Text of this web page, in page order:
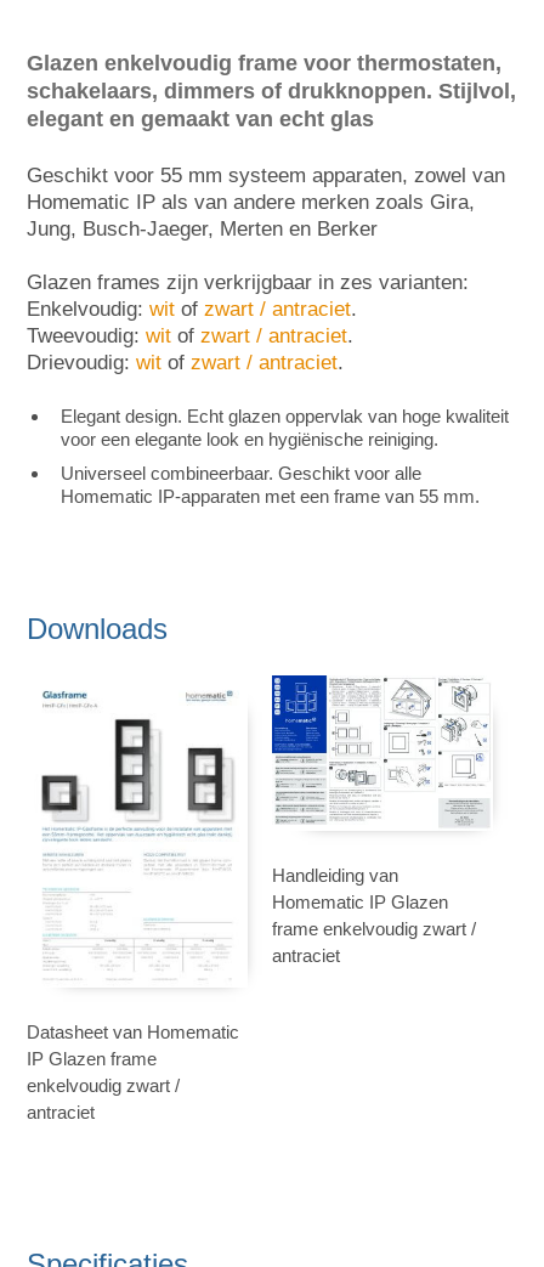
Glazen enkelvoudig frame voor thermostaten,
schakelaars, dimmers of drukknoppen. Stijlvol,
elegant en gemaakt van echt glas
Geschikt voor 55 mm systeem apparaten, zowel van
Homematic IP als van andere merken zoals Gira,
Jung, Busch-Jaeger, Merten en Berker
Glazen frames zijn verkrijgbaar in zes varianten:
Enkelvoudig: wit of zwart / antraciet.
Tweevoudig: wit of zwart / antraciet.
Drievoudig: wit of zwart / antraciet.
Elegant design. Echt glazen oppervlak van hoge kwaliteit
voor een elegante look en hygiënische reiniging.
Universeel combineerbaar. Geschikt voor alle
Homematic IP-apparaten met een frame van 55 mm.
Downloads
Datasheet van Homematic
IP Glazen frame
enkelvoudig zwart /
antraciet
Handleiding van
Homematic IP Glazen
frame enkelvoudig zwart /
antraciet